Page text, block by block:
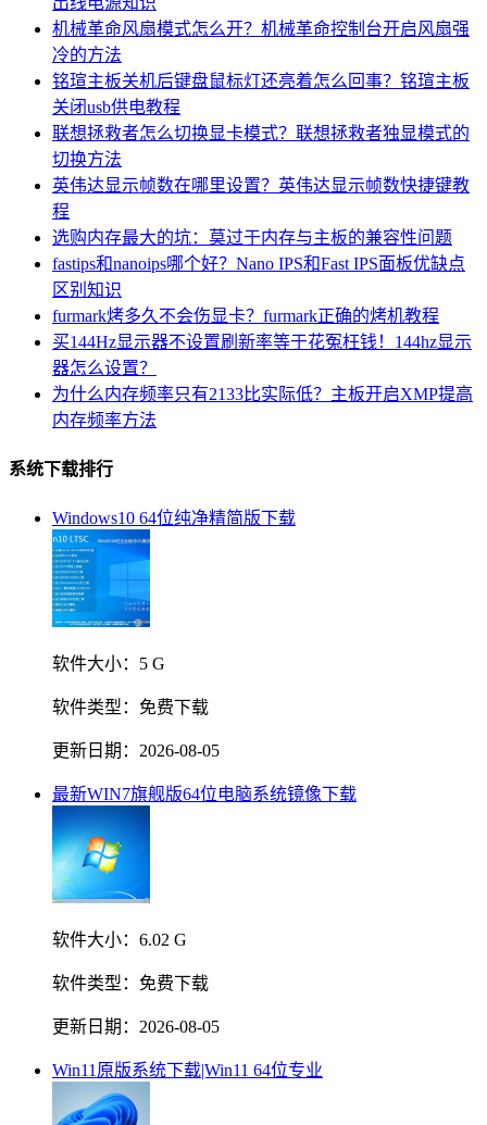
机械革命风扇模式怎么开？机械革命控制台开启风扇强
冷的方法
铭瑄主板关机后键盘鼠标灯还亮着怎么回事？铭瑄主板
关闭usb供电教程
联想拯救者怎么切换显卡模式？联想拯救者独显模式的
切换方法
英伟达显示帧数在哪里设置？英伟达显示帧数快捷键教
程
选购内存最大的坑：莫过于内存与主板的兼容性问题
fastips和nanoips哪个好？Nano IPS和Fast IPS面板优缺点
区别知识
furmark烤多久不会伤显卡？furmark正确的烤机教程
买144Hz显示器不设置刷新率等于花冤枉钱！144hz显示
器怎么设置？
为什么内存频率只有2133比实际低？主板开启XMP提高
内存频率方法
系统下载排行
Windows10 64位纯净精简版下载
软件大小： 5 G
软件类型： 免费下载
更新日期： 2026-08-05
最新WIN7旗舰版64位电脑系统镜像下载
软件大小： 6.02 G
软件类型： 免费下载
更新日期： 2026-08-05
Win11原版系统下载|Win11 64位专业